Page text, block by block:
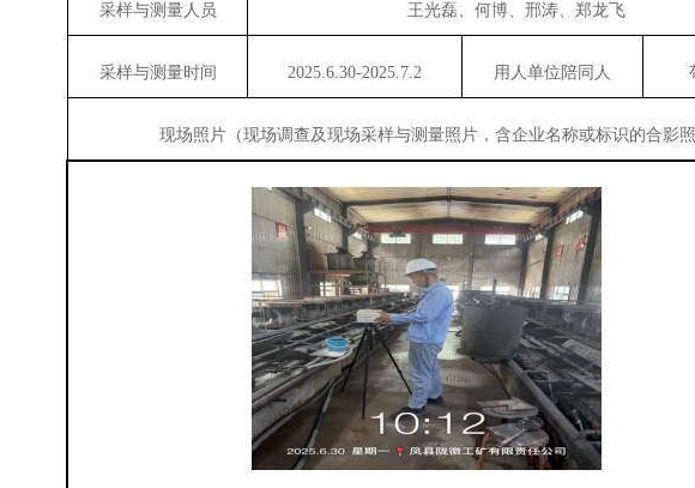
采样与测量人员 王光磊、何博、邢涛、郑龙飞
采样与测量时间 2025.6.30-2025.7.2 用人单位陪同人
现场照片（现场调查及现场采样与测量照片，含企业名称或标识的合影